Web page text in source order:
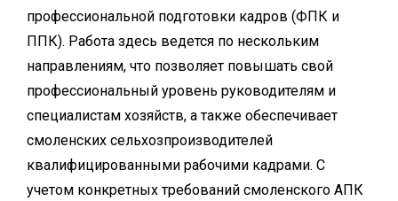
профессиональной подготовки кадров (ФПК и
ППК). Работа здесь ведется по нескольким
направлениям, что позволяет повышать свой
профессиональный уровень руководителям и
специалистам хозяйств, а также обеспечивает
смоленских сельхозпроизводителей
квалифицированными рабочими кадрами. С
учетом конкретных требований смоленского АПК